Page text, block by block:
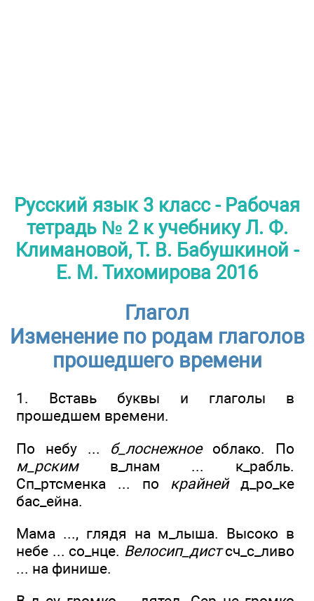
Русский язык 3 класс - Рабочая
тетрадь № 2 к учебнику Л. Ф.
Климановой, Т. В. Бабушкиной -
Е. М. Тихомирова 2016
Глагол
Изменение по родам глаголов
прошедшего времени
1. Вставь буквы и глаголы в
прошедшем времени.
По небу ... б_лоснежноеоблако. По
м_рскимв_лнам ... к_рабль.
Сп_ртсменка ... по крайнейд_ро_ке
бас_ейна.
Мама ..., глядя на м_лыша. Высоко в
небе ... со_нце. Велосип_дистсч_с_ливо
... на финише.